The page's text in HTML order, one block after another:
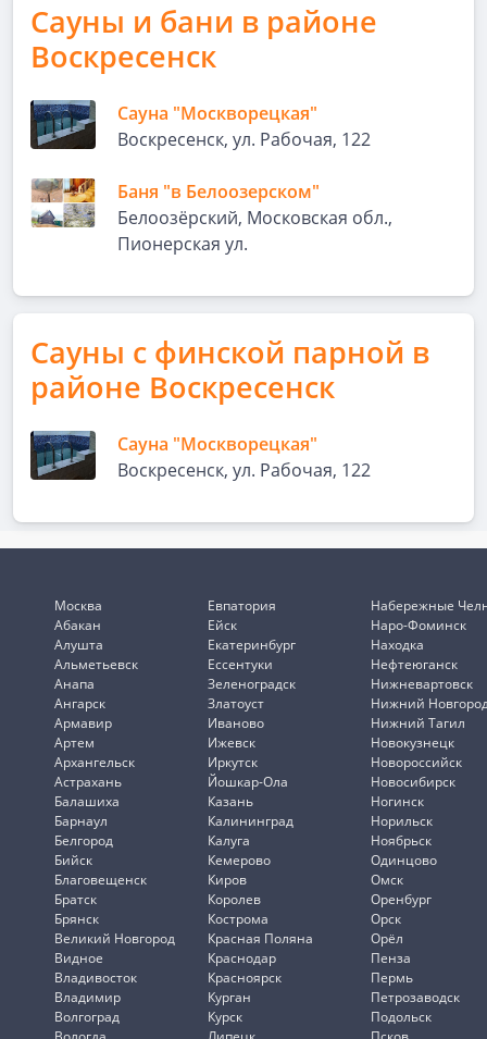
Сауны и бани в районе
Воскресенск
Сауна "Москворецкая"
Воскресенск, ул. Рабочая, 122
Баня "в Белоозерском"
Белоозёрский, Московская обл.,
Пионерская ул.
Сауны с финской парной в
районе Воскресенск
Сауна "Москворецкая"
Воскресенск, ул. Рабочая, 122
Москва
Абакан
Алушта
Альметьевск
Анапа
Ангарск
Армавир
Артем
Архангельск
Астрахань
Балашиха
Барнаул
Белгород
Бийск
Благовещенск
Братск
Брянск
Великий Новгород
Видное
Владивосток
Владимир
Волгоград
Евпатория
Ейск
Екатеринбург
Ессентуки
Зеленоградск
Златоуст
Иваново
Ижевск
Иркутск
Йошкар-Ола
Казань
Калининград
Калуга
Кемерово
Киров
Королев
Кострома
Красная Поляна
Краснодар
Красноярск
Курган
Курск
Набережные
Наро-Фоминск
Находка
Нефтеюганск
Нижневартовск
Нижний
Нижний Тагил
Новокузнецк
Новороссийск
Новосибирск
Ногинск
Норильск
Ноябрьск
Одинцово
Омск
Оренбург
Орск
Орёл
Пенза
Пермь
Петрозаводск
Подольск